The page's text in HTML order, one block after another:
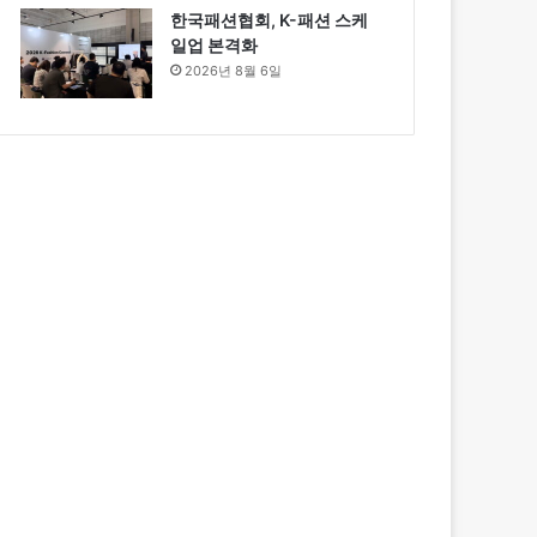
한국패션협회, K-패션 스케
일업 본격화
2026년 8월 6일